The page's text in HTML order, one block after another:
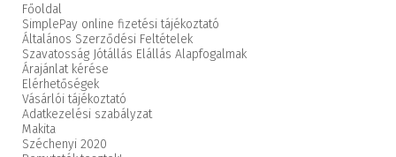
Főoldal
SimplePay online fizetési tájékoztató
Általános Szerződési Feltételek
Szavatosság Jótállás Elállás Alapfogalmak
Árajánlat kérése
Elérhetőségek
Vásárlói tájékoztató
Adatkezelési szabályzat
Makita
Széchenyi 2020